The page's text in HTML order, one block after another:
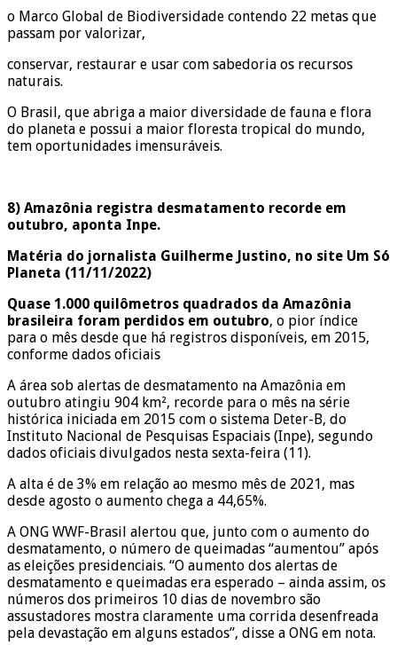
o Marco Global de Biodiversidade contendo 22 metas que
passam por valorizar,
conservar, restaurar e usar com sabedoria os recursos
naturais.
O Brasil, que abriga a maior diversidade de fauna e flora
do planeta e possui a maior floresta tropical do mundo,
tem oportunidades imensuráveis.
8) Amazônia registra desmatamento recorde em
outubro, aponta Inpe.
Matéria do jornalista Guilherme Justino, no site Um Só
Planeta (11/11/2022)
Quase 1.000 quilômetros quadrados da Amazônia
brasileira foram perdidos em outubro, o pior índice
para o mês desde que há registros disponíveis, em 2015,
conforme dados oficiais
A área sob alertas de desmatamento na Amazônia em
outubro atingiu 904 km², recorde para o mês na série
histórica iniciada em 2015 com o sistema Deter-B, do
Instituto Nacional de Pesquisas Espaciais (Inpe), segundo
dados oficiais divulgados nesta sexta-feira (11).
A alta é de 3% em relação ao mesmo mês de 2021, mas
desde agosto o aumento chega a 44,65%.
A ONG WWF-Brasil alertou que, junto com o aumento do
desmatamento, o número de queimadas “aumentou” após
as eleições presidenciais. “O aumento dos alertas de
desmatamento e queimadas era esperado – ainda assim, os
números dos primeiros 10 dias de novembro são
assustadores mostra claramente uma corrida desenfreada
pela devastação em alguns estados”, disse a ONG em nota.